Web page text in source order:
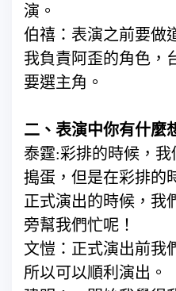
演。
伯禧：表演之前要做
我負責阿歪的角色，
要選主角。
二、表演中你有什麼
泰霆:彩排的時候，
搗蛋，但是在彩排的
正式演出的時候，我
旁幫我們忙呢！
文愷：正式演出前我
所以可以順利演出。